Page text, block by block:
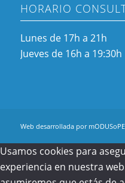
HORARIO
Lunes de 17h a 21h
Jueves de 16h a 19:30h
Web desarrollada por
Usamos cookies para
experiencia en nuestra